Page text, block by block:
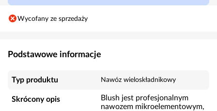
Wycofany ze sprzedaży
Podstawowe informacje
Typ produktu Nawóz wieloskładnikowy
Skrócony opis
Blush jest profesjonalnym
nawozem mikroelementowym,